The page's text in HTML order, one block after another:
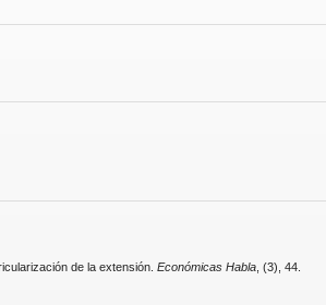
de la extensión. Económicas Habla, (3), 44.